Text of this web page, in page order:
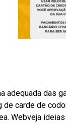
adequada das
carde de
Webveja